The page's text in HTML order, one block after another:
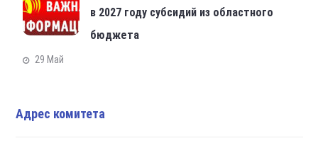
в 2027 году субсидий из областного
бюджета
29 Май
Адрес комитета